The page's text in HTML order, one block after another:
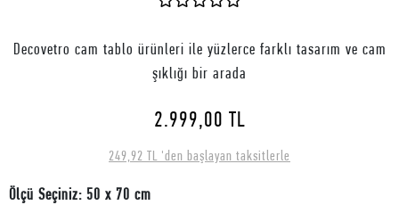
Decovetro cam tablo ürünleri ile yüzlerce farklı tasarım ve cam
şıklığı bir arada
2.999,00 TL
249,92 TL 'den başlayan taksitlerle
Ölçü Seçiniz: 50 x 70 cm